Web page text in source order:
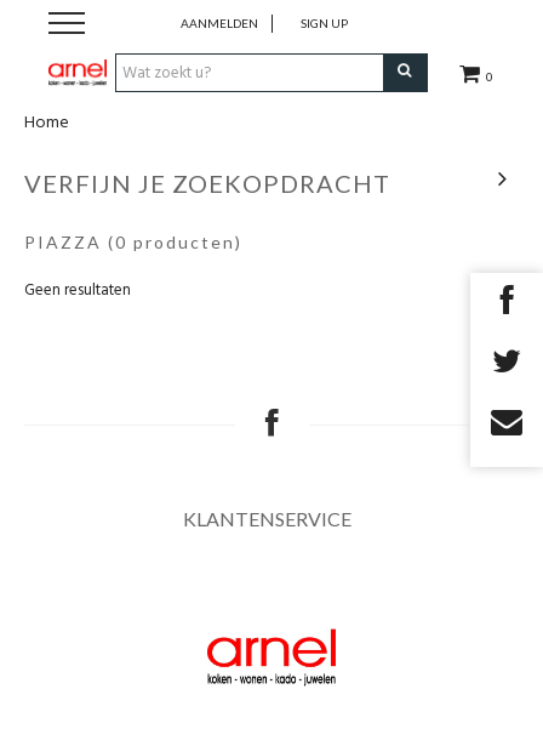
0
AANMELDEN SIGN UP
Koken
Tafel
Home
VERFIJN JE ZOEKOPDRACHT
PIAZZA (0 producten)
Geen resultaten
KLANTENSERVICE